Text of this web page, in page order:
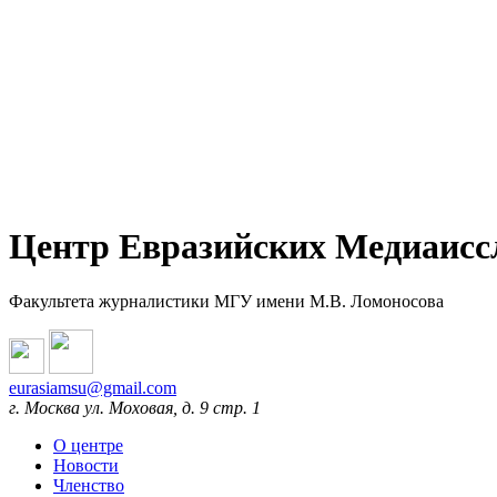
Центр Евразийских
Факультета журналистики МГУ имени М.В. Ломоносова
eurasiamsu@gmail.com
г. Москва ул. Моховая, д. 9 стр. 1
О центре
Новости
Членство